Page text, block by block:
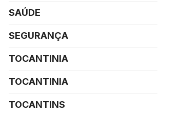
SAÚDE
SEGURANÇA
TOCANTINIA
TOCANTINIA
TOCANTINS